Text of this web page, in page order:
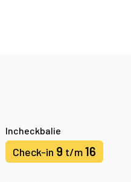
Incheckbalie
Check-in 9 t/m16